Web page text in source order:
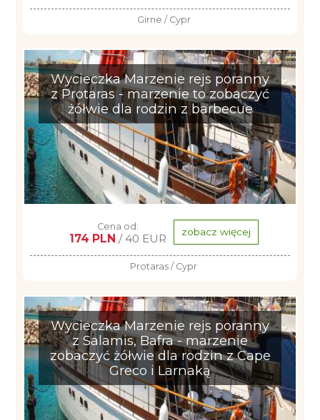
Girne / Cypr
Wycieczka Marzenie rejs poranny
z Protaras - marzenie to zobaczyć
żółwie dla rodzin z barbecue
Cena od:
174 PLN / 40 EUR zobacz więcej
Protaras / Cypr
Wycieczka Marzenie rejs poranny
z Salamis, Bafra - marzenie
zobaczyć żółwie dla rodzin z Cape
Greco i Larnaką